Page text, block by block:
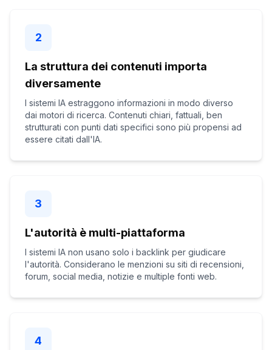
2
La struttura dei contenuti importa
diversamente
I sistemi IA estraggono informazioni in modo diverso
dai motori di ricerca. Contenuti chiari, fattuali, ben
strutturati con punti dati specifici sono più propensi ad
essere citati dall'IA.
3
L'autorità è multi-piattaforma
I sistemi IA non usano solo i backlink per giudicare
l'autorità. Considerano le menzioni su siti di recensioni,
forum, social media, notizie e multiple fonti web.
4